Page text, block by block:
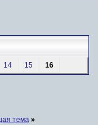
14 15 16
тема »